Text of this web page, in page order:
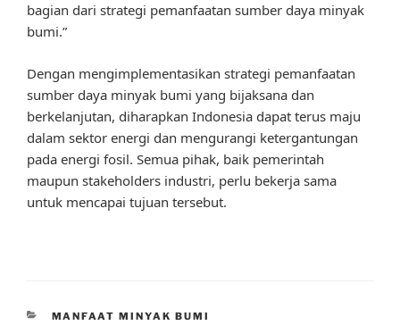
bagian dari strategi pemanfaatan sumber daya minyak
bumi.”
Dengan mengimplementasikan strategi pemanfaatan
sumber daya minyak bumi yang bijaksana dan
berkelanjutan, diharapkan Indonesia dapat terus maju
dalam sektor energi dan mengurangi ketergantungan
pada energi fosil. Semua pihak, baik pemerintah
maupun stakeholders industri, perlu bekerja sama
untuk mencapai tujuan tersebut.
CATEGORIES
MANFAAT MINYAK BUMI